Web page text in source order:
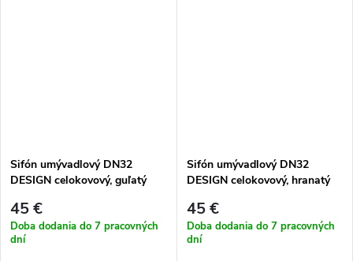
Sifón umývadlový DN32
DESIGN celokovový, guľatý
45 €
Doba dodania do 7 pracovných
dní
Sifón umývadlový DN32
DESIGN celokovový, hranatý
45 €
Doba dodania do 7 pracovných
dní